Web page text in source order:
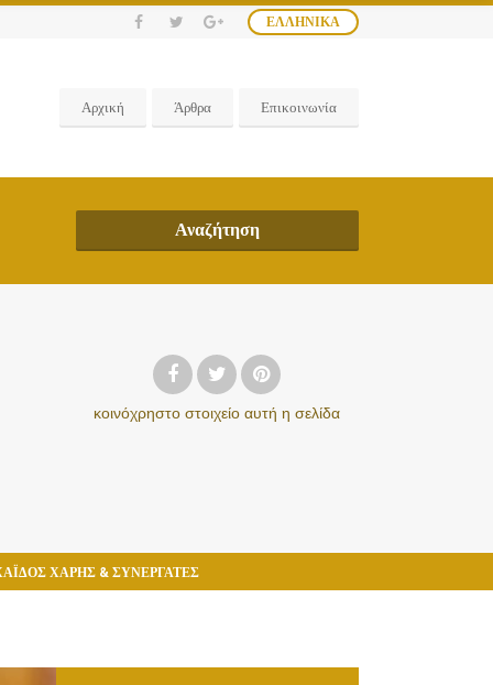
ΕΛΛΗΝΙΚΆ
Αρχική Άρθρα Επικοινωνία
Αναζήτηση
κοινόχρηστο στοιχείο αυτή η σελίδα
ΧΑΡΗΣ & ΣΥΝΕΡΓΑΤΕΣ